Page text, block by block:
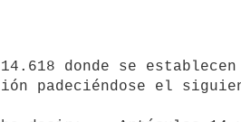
padeciéndose el